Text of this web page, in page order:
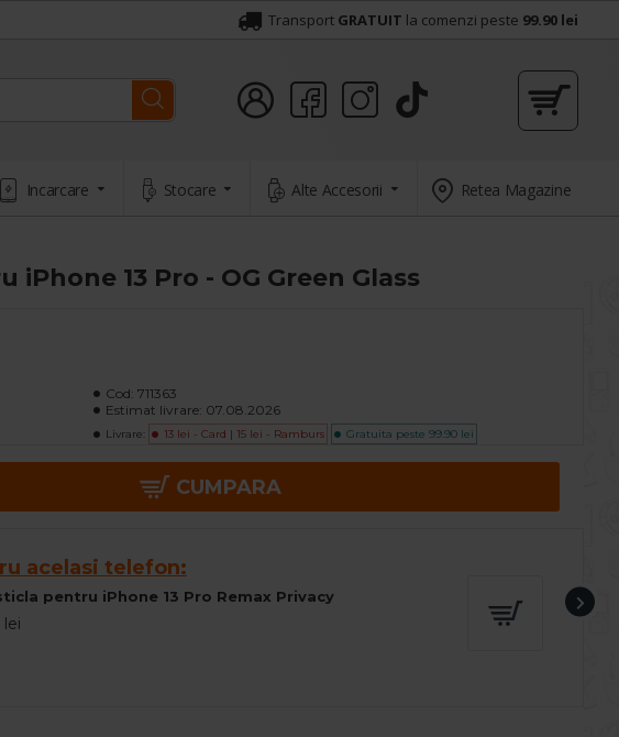
Transport GRATUIT la comenzi peste 99.90 lei
Incarcare Stocare Alte Accesorii Retea Magazine
iPhone 13 Pro - OG Green Glass
Cod: 711363
Estimat livrare: 07.08.2026
Livrare: 13 lei - Card | 15 lei - Ramburs Gratuita peste 99.90 lei
CUMPARA
acelasi telefon:
pentru iPhone 13 Pro Remax Privacy
lei